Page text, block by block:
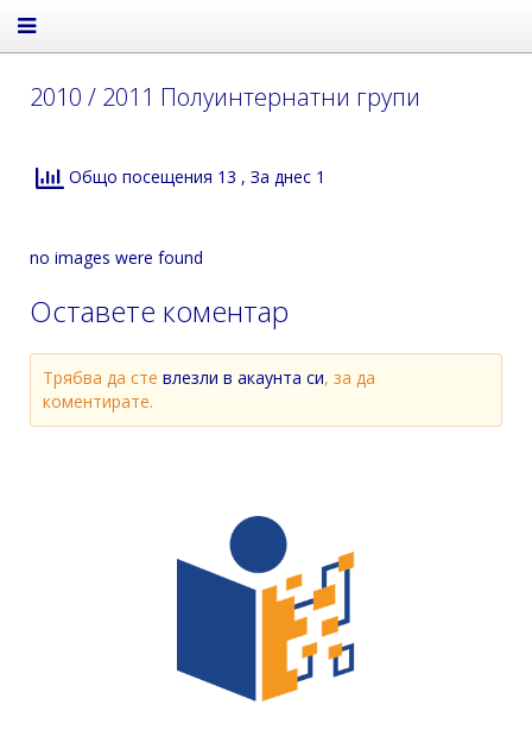
2010 / 2011 Полуинтернатни групи
Общо посещения 13 , За днес 1
no images were found
Оставете коментар
Трябва да сте влезли в акаунта си, за да
коментирате.